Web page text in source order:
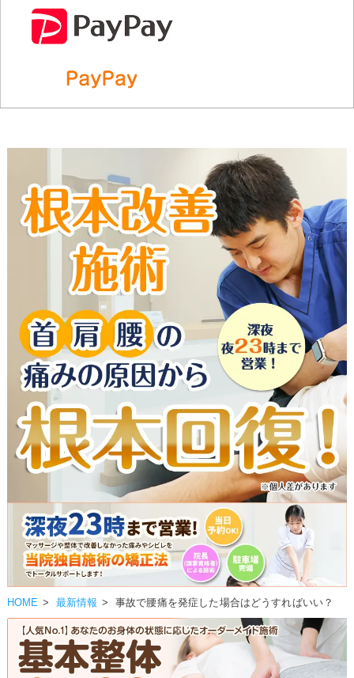
▼
▼
▼
HOME > 最新情報 > 事故で腰痛を発症した場合はどうすればいい？